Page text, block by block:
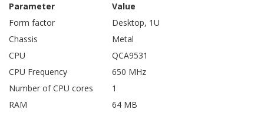
Parameter
Value
Form factor
Desktop, 1U
Chassis
Metal
CPU
QCA9531
CPU Frequency
650 MHz
Number of CPU cores
1
RAM
64 MB